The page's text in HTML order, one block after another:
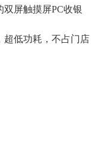
屏触摸屏PC收银
低功耗，不占门店